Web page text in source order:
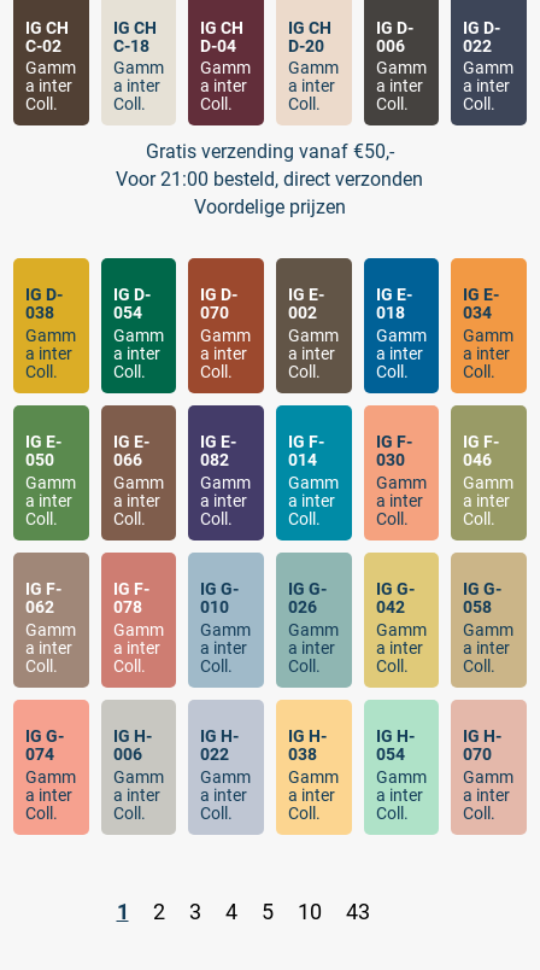
IG CH
C-02
Gamm
a inter
Coll.
IG CH
C-18
Gamm
a inter
Coll.
IG CH
D-04
Gamm
a inter
Coll.
IG CH
D-20
Gamm
a inter
Coll.
IG D-
006
Gamm
a inter
Coll.
IG D-
022
Gamm
a inter
Coll.
IG D-
038
Gamm
a inter
Coll.
IG D-
054
Gamm
a inter
Coll.
IG D-
070
Gamm
a inter
Coll.
IG E-
002
Gamm
a inter
Coll.
IG E-
018
Gamm
a inter
Coll.
IG E-
034
Gamm
a inter
Coll.
IG E-
050
Gamm
a inter
Coll.
IG E-
066
Gamm
a inter
Coll.
IG E-
082
Gamm
a inter
Coll.
IG F-
014
Gamm
a inter
Coll.
IG F-
030
Gamm
a inter
Coll.
IG F-
046
Gamm
a inter
Coll.
IG F-
062
Gamm
a inter
Coll.
IG F-
078
Gamm
a inter
Coll.
IG G-
010
Gamm
a inter
Coll.
IG G-
026
Gamm
a inter
Coll.
IG G-
042
Gamm
a inter
Coll.
IG G-
058
Gamm
a inter
Coll.
IG G-
074
Gamm
a inter
Coll.
IG H-
006
Gamm
a inter
Coll.
IG H-
022
Gamm
a inter
Coll.
IG H-
038
Gamm
a inter
Coll.
IG H-
054
Gamm
a inter
Coll.
IG H-
070
Gamm
a inter
Coll.
Gratis verzending vanaf €50,-
Voor 21:00 besteld, direct verzonden
Voordelige prijzen
1 2 3 4 5 10 43